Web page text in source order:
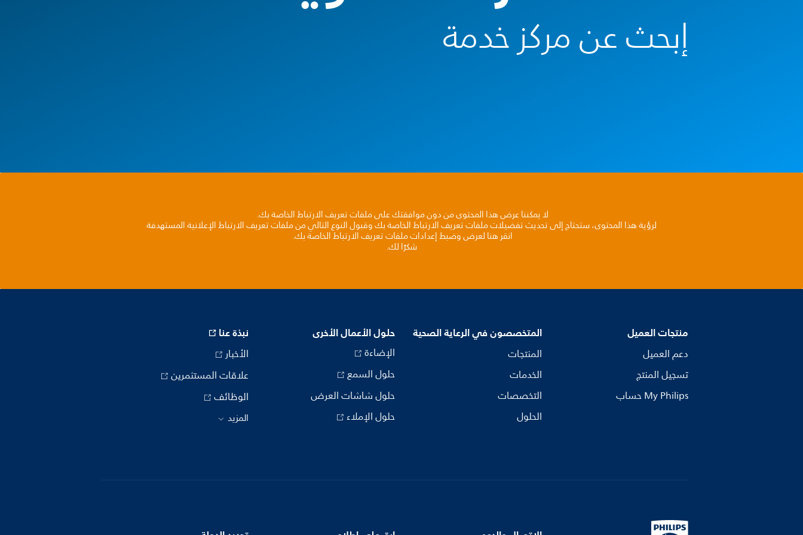
إبحث عن مركز خدمة
لا يمكننا عرض هذا المحتوى من دون موافقتك على ملفات تعريف الارتباط الخاصة بك.
لرؤية هذا المحتوى، ستحتاج إلى تحديث تفضيلات ملفات تعريف الارتباط الخاصة بك وقبول النوع التالي من ملفات تعريف الارتباط الإعلانية المستهدفة
انقر هنا لعرض وضبط إعدادات ملفات تعريف الارتباط الخاصة بك.
شكرًا لك.
منتجات العميل
دعم العميل
تسجيل المنتج
My Philips حساب
المتخصصون في الرعاية الصحية
المنتجات
الخدمات
التخصصات
الحلول
حلول الأعمال الأخرى
الإضاءة
حلول السمع
حلول شاشات العرض
حلول الإملاء
نبذة عنا
الأخبار
علاقات المستثمرين
الوظائف
المزيد